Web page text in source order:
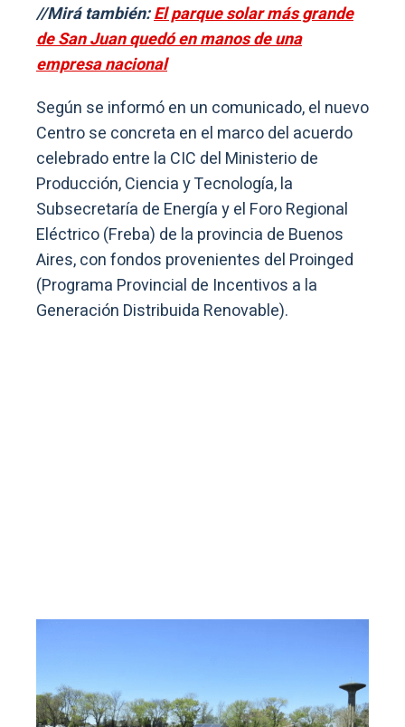
//Mirá también:El parque solar más grande
de San Juan quedó en manos de una
empresa nacional
Según se informó en un comunicado, el nuevo
Centro se concreta en el marco del acuerdo
celebrado entre la CIC del Ministerio de
Producción, Ciencia y Tecnología, la
Subsecretaría de Energía y el Foro Regional
Eléctrico (Freba) de la provincia de Buenos
Aires, con fondos provenientes del Proinged
(Programa Provincial de Incentivos a la
Generación Distribuida Renovable).